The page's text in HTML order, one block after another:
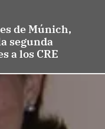
de Múnich,
segunda
a los CRE